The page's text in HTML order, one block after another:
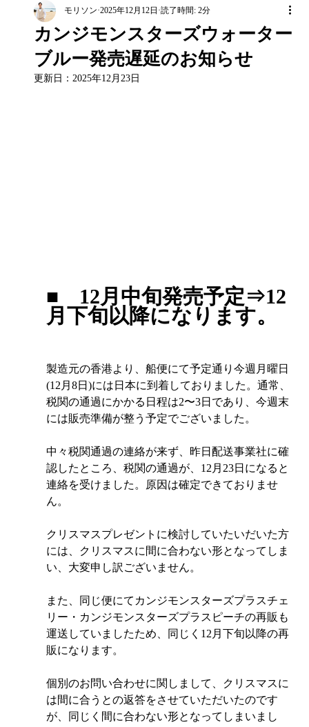
カンジモンスターズウォーター
ブルー発売遅延のお知らせ
モリソン 2025年12月12日 読了時間: 2分
更新日： 2025年12月23日
■　12月中旬発売予定⇒12
月下旬以降になります。
製造元の香港より、船便にて予定通り今週月曜日
(12月8日)には日本に到着しておりました。通常、
税関の通過にかかる日程は2〜3日であり、今週末
には販売準備が整う予定でございました。
中々税関通過の連絡が来ず、昨日配送事業社に確
認したところ、税関の通過が、12月23日になると
連絡を受けました。原因は確定できておりませ
ん。
クリスマスプレゼントに検討していたいだいた方
には、クリスマスに間に合わない形となってしま
い、大変申し訳ございません。
また、同じ便にてカンジモンスターズプラスチェ
リー・カンジモンスターズプラスピーチの再販も
運送していましたため、同じく12月下旬以降の再
販になります。
個別のお問い合わせに関しまして、クリスマスに
は間に合うとの返答をさせていただいたのです
が、同じく間に合わない形となってしまいまし